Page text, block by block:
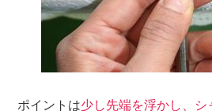
ポイントは少し先端を浮かし、シ